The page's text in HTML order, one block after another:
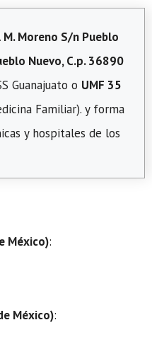
Moreno S/n Pueblo
Nuevo, C.p. 36890
Guanajuato o UMF 35
Familiar). y forma
y hospitales de los
México):
México):